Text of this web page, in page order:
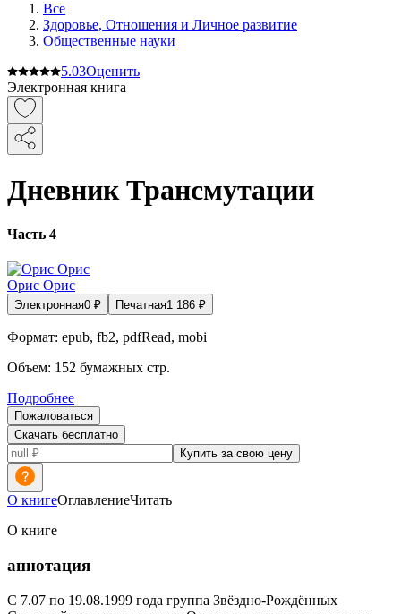
Все
Здоровье, Отношения и Личное развитие
Общественные науки
5.03Оценить
Электронная книга
Дневник Трансмутации
Часть 4
Орис Орис
Электронная0 ₽ Печатная1 186 ₽
Формат: epub, fb2, pdfRead, mobi
Объем: 152 бумажных стр.
Подробнее
Пожаловаться
Скачать бесплатно
Купить за свою цену
О книгеОглавлениеЧитать
О книге
аннотация
С 7.07 по 19.08.1999 года группа Звёздно-Рождённых